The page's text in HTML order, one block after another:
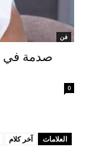
فن
صدمة في
0
العلامات آخر كلام